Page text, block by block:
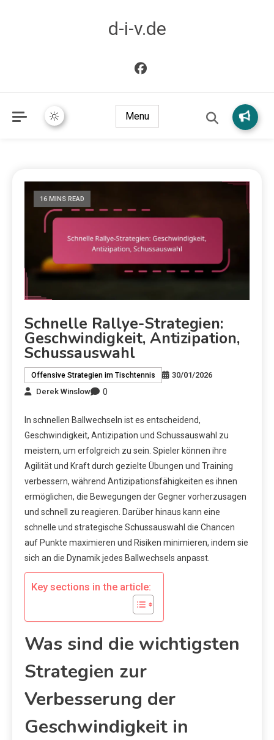
d-i-v.de
Menu
16 MINS READ
Schnelle Rallye-Strategien:
Geschwindigkeit, Antizipation,
Schussauswahl
Offensive Strategien im Tischtennis
30/01/2026
Derek Winslow
0
In schnellen Ballwechseln ist es entscheidend,
Geschwindigkeit, Antizipation und Schussauswahl zu
meistern, um erfolgreich zu sein. Spieler können ihre
Agilität und Kraft durch gezielte Übungen und Training
verbessern, während Antizipationsfähigkeiten es ihnen
ermöglichen, die Bewegungen der Gegner vorherzusagen
und schnell zu reagieren. Darüber hinaus kann eine
schnelle und strategische Schussauswahl die Chancen
auf Punkte maximieren und Risiken minimieren, indem sie
sich an die Dynamik jedes Ballwechsels anpasst.
Key sections in the article:
Was sind die wichtigsten
Strategien zur
Verbesserung der
Geschwindigkeit in